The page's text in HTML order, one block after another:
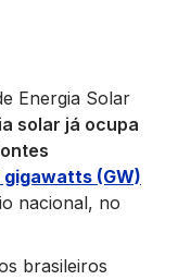
Energia Solar
solar já ocupa
gigawatts (GW)
nacional, no
brasileiros